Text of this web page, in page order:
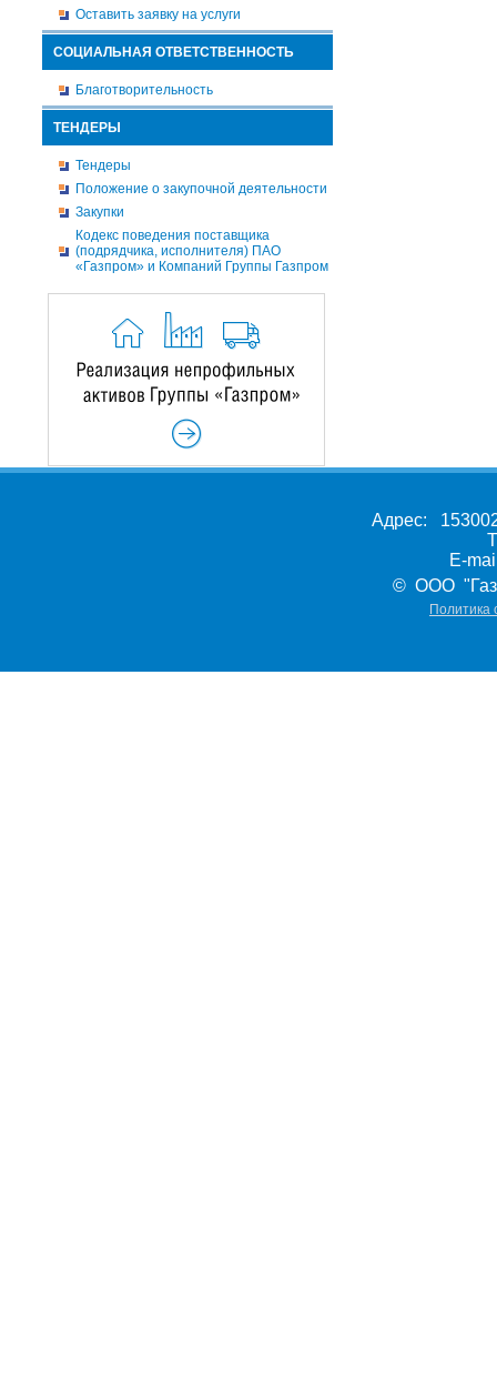
Оставить заявку на услуги
СОЦИАЛЬНАЯ ОТВЕТСТВЕННОСТЬ
Благотворительность
ТЕНДЕРЫ
Тендеры
Положение о закупочной деятельности
Закупки
Кодекс поведения поставщика
(подрядчика, исполнителя) ПАО
«Газпром» и Компаний Группы Газпром
Адрес:
E-
© ООО
Политика